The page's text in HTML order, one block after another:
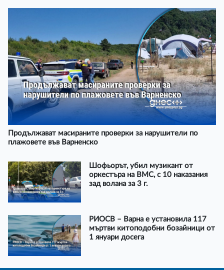
Продължават масираните проверки за нарушители по
плажовете във Варненско
Шофьорът, убил музикант от
оркестъра на ВМС, с 10 наказания
зад волана за 3 г.
РИОСВ – Варна е установила 117
мъртви китоподобни бозайници от
1 януари досега